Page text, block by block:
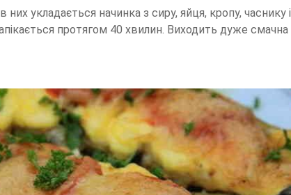
них укладається начинка з сиру, яйця, кропу, часнику і
протягом 40 хвилин. Виходить дуже смачна